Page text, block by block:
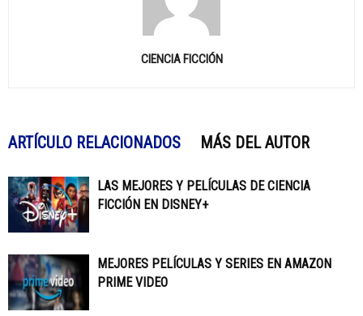
CIENCIA FICCIÓN
ARTÍCULO RELACIONADOS MÁS DEL AUTOR
LAS MEJORES Y PELÍCULAS DE CIENCIA
FICCIÓN EN DISNEY+
MEJORES PELÍCULAS Y SERIES EN AMAZON
PRIME VIDEO